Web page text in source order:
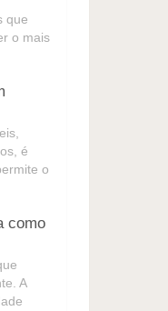
que
o mais
é
o
como
A